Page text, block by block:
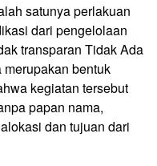
satunya perlakuan
dari pengelolaan
transparan Tidak Ada
bentuk
kegiatan tersebut
papan nama,
dan tujuan dari